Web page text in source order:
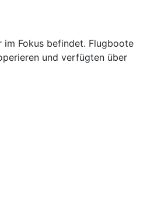
im Fokus befindet. Flugboote
und verfügten über